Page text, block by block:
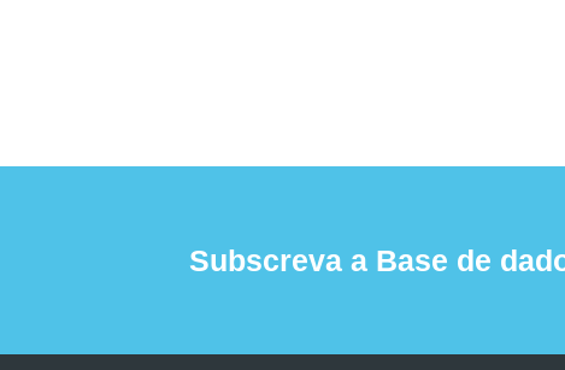
Subscreva a Base de